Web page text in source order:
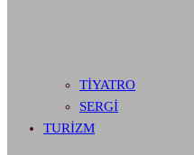
TİYATRO
SERGİ
TURİZM